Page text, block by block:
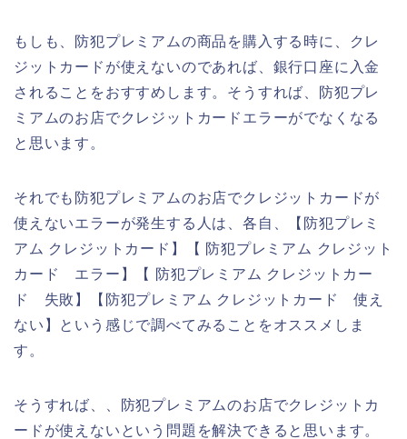
もしも、防犯プレミアムの商品を購入する時に、クレ
ジットカードが使えないのであれば、銀行口座に入金
されることをおすすめします。そうすれば、防犯プレ
ミアムのお店でクレジットカードエラーがでなくなる
と思います。
それでも防犯プレミアムのお店でクレジットカードが
使えないエラーが発生する人は、各自、【防犯プレミ
アム クレジットカード】【 防犯プレミアム クレジット
カード エラー】【 防犯プレミアム クレジットカー
ド 失敗】【防犯プレミアム クレジットカード 使え
ない】という感じで調べてみることをオススメしま
す。
そうすれば、、防犯プレミアムのお店でクレジットカ
ードが使えないという問題を解決できると思います。